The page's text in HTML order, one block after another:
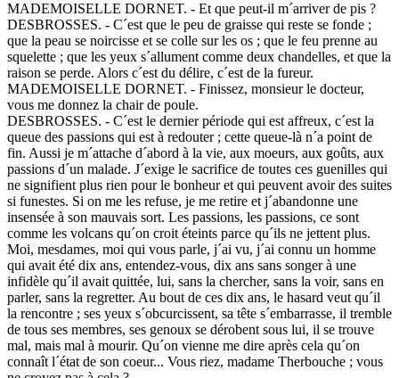
MADEMOISELLE DORNET. - Et que peut-il m´arriver de pis ?
DESBROSSES. - C´est que le peu de graisse qui reste se fonde ;
que la peau se noircisse et se colle sur les os ; que le feu prenne au
squelette ; que les yeux s´allument comme deux chandelles, et que la
raison se perde. Alors c´est du délire, c´est de la fureur.
MADEMOISELLE DORNET. - Finissez, monsieur le docteur,
vous me donnez la chair de poule.
DESBROSSES. - C´est le dernier période qui est affreux, c´est la
queue des passions qui est à redouter ; cette queue-là n´a point de
fin. Aussi je m´attache d´abord à la vie, aux moeurs, aux goûts, aux
passions d´un malade. J´exige le sacrifice de toutes ces guenilles qui
ne signifient plus rien pour le bonheur et qui peuvent avoir des suites
si funestes. Si on me les refuse, je me retire et j´abandonne une
insensée à son mauvais sort. Les passions, les passions, ce sont
comme les volcans qu´on croit éteints parce qu´ils ne jettent plus.
Moi, mesdames, moi qui vous parle, j´ai vu, j´ai connu un homme
qui avait été dix ans, entendez-vous, dix ans sans songer à une
infidèle qu´il avait quittée, lui, sans la chercher, sans la voir, sans en
parler, sans la regretter. Au bout de ces dix ans, le hasard veut qu´il
la rencontre ; ses yeux s´obcurcissent, sa tête s´embarrasse, il tremble
de tous ses membres, ses genoux se dérobent sous lui, il se trouve
mal, mais mal à mourir. Qu´on vienne me dire après cela qu´on
connaît l´état de son coeur... Vous riez, madame Therbouche ; vous